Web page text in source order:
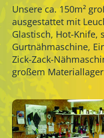
Unsere ca. 150m²
ausgestattet mit
Glastisch, Hot-Knife,
Gurtnähmaschine,
Zick-Zack-
großem